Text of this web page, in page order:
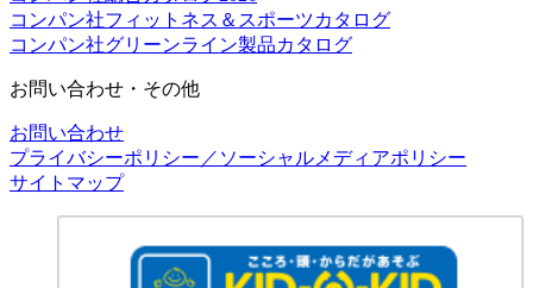
コンパン社フィットネス＆スポーツカタログ
コンパン社グリーンライン製品カタログ
お問い合わせ・その他
お問い合わせ
プライバシーポリシー／ソーシャルメディアポリシー
サイトマップ